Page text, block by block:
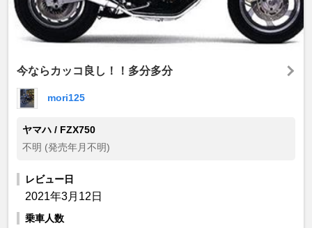
今ならカッコ良し！！多分多分
mori125
ヤマハ / FZX750
不明 (発売年月不明)
レビュー日
2021年3月12日
乗車人数